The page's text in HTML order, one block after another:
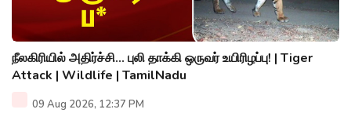
நீலகிரியில் அதிர்ச்சி... புலி தாக்கி ஒருவர் உயிரிழப்பு! | Tiger
Attack | Wildlife | TamilNadu
09 Aug 2026, 12:37 PM